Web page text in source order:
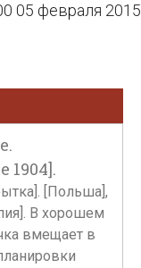
05 февраля 2015
1904].
[Польша],
В хорошем
вмещает в